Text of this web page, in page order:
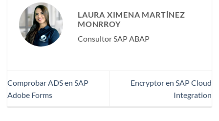
LAURA XIMENA MARTÍNEZ
MONRROY
Consultor SAP ABAP
Comprobar ADS en SAP
Adobe Forms
Encryptor en SAP Cloud
Integration